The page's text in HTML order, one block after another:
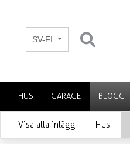
SV-FI
HUS GARAGE BLOGG
Visa alla inlägg Hus